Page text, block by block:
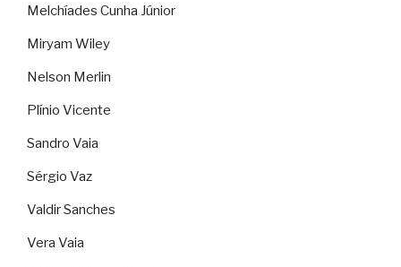
Melchíades Cunha Júnior
Miryam Wiley
Nelson Merlin
Plínio Vicente
Sandro Vaia
Sérgio Vaz
Valdir Sanches
Vera Vaia